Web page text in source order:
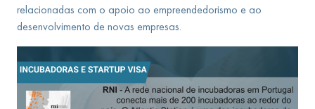
relacionadas com o apoio ao empreendedorismo e ao
desenvolvimento de novas empresas.